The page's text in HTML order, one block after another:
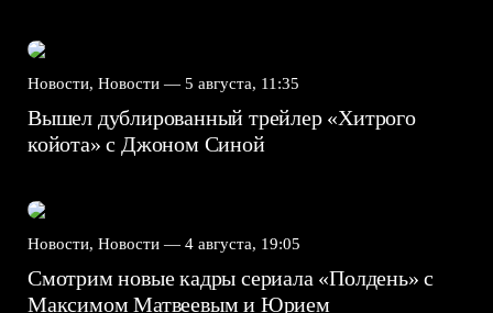
Новости, Новости — 5 августа, 11:35
Вышел дублированный трейлер «Хитрого
койота» с Джоном Синой
Новости, Новости — 4 августа, 19:05
Смотрим новые кадры сериала «Полдень» с
Максимом Матвеевым и Юрием